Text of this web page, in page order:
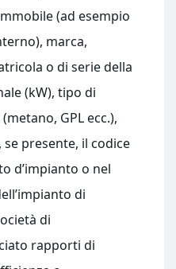
(ad esempio
marca,
o di serie della
(kW), tipo di
GPL ecc.),
presente, il codice
d’impianto o nel
di
di
rapporti di